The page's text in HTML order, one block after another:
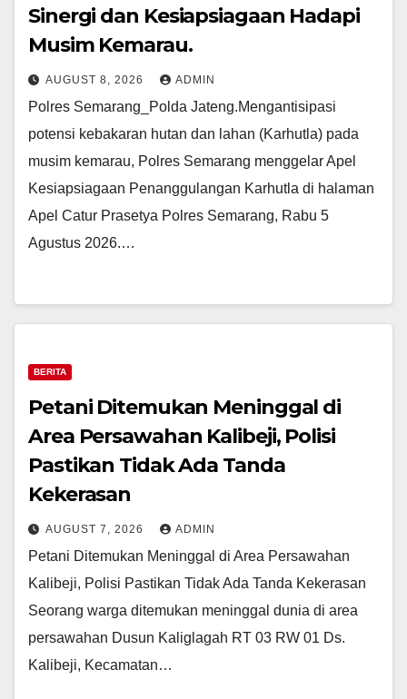
Sinergi dan Kesiapsiagaan Hadapi
Musim Kemarau.
AUGUST 8, 2026 ADMIN
Polres Semarang_Polda Jateng.Mengantisipasi
potensi kebakaran hutan dan lahan (Karhutla) pada
musim kemarau, Polres Semarang menggelar Apel
Kesiapsiagaan Penanggulangan Karhutla di halaman
Apel Catur Prasetya Polres Semarang, Rabu 5
Agustus 2026.…
BERITA
Petani Ditemukan Meninggal di
Area Persawahan Kalibeji, Polisi
Pastikan Tidak Ada Tanda
Kekerasan
AUGUST 7, 2026 ADMIN
Petani Ditemukan Meninggal di Area Persawahan
Kalibeji, Polisi Pastikan Tidak Ada Tanda Kekerasan
Seorang warga ditemukan meninggal dunia di area
persawahan Dusun Kaliglagah RT 03 RW 01 Ds.
Kalibeji, Kecamatan…